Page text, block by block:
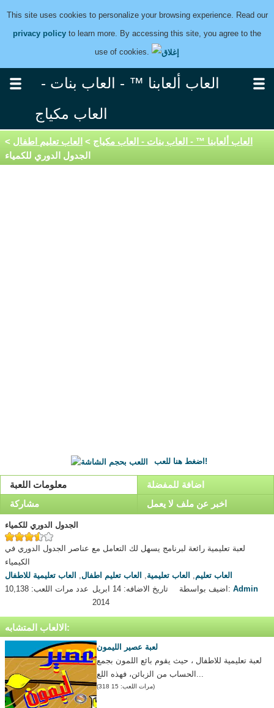
This site uses cookies to personalize your browsing experience. Read our
privacy policy to learn more. By accessing this site, you agree to the
use of cookies.
العاب ألعابنا ™ - العاب بنات -
العاب مكياج
العاب ألعابنا ™ - العاب بنات - العاب مكياج > العاب تعليم اطفال >
الجدول الدوري للكمياء
اضغط هنا للعب!
معلومات اللعبة
اضافة للمفضلة
مشاركة
اخبر عن ملف لا يعمل
الجدول الدوري للكمياء
لعبة تعليمية رائعة لبرنامج يسهل لك التعامل مع عناصر الجدول الدوري في
الكيمياء
العاب تعليم, العاب تعليمية, العاب تعليم اطفال, العاب تعليمية للاطفال
عدد مرات اللعب: 10,138 تاريخ الاضافه: 14 ابريل
2014
اضيف بواسطة:Admin
الالعاب المتشابه:
لعبة عصير الليمون
لعبة تعليمية للاطفال ، حيث يقوم بائع اللمون بجمع
الحساب من الزبائن، فهذه اللع...
(مرات اللعب: 15 318)